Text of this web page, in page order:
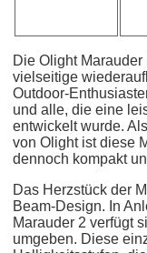
Die Olight
vielseitige
Outdoor-
und alle, die eine
entwickelt wurde.
von Olight ist diese
dennoch kompakt
Das Herzstück der
Beam-Design. In
Marauder 2 verfügt
umgeben. Diese